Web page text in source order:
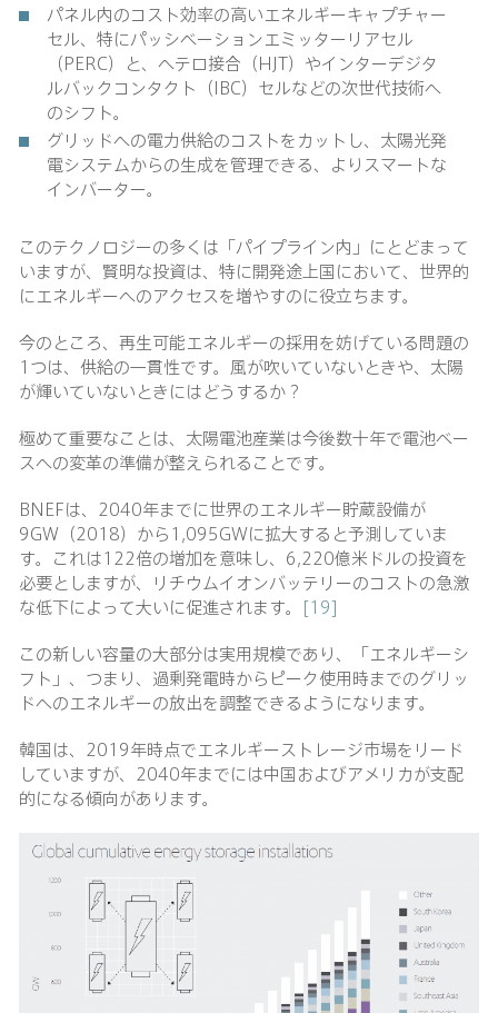
パネル内のコスト効率の高いエネルギーキャプチャー
セル、特にパッシベーションエミッターリアセル
（PERC）と、ヘテロ接合（HJT）やインターデジタ
ルバックコンタクト（IBC）セルなどの次世代技術へ
のシフト。
グリッドへの電力供給のコストをカットし、太陽光発
電システムからの生成を管理できる、よりスマートな
インバーター。
このテクノロジーの多くは「パイプライン内」にとどまって
いますが、賢明な投資は、特に開発途上国において、世界的
にエネルギーへのアクセスを増やすのに役立ちます。
今のところ、再生可能エネルギーの採用を妨げている問題の
1つは、供給の一貫性です。風が吹いていないときや、太陽
が輝いていないときにはどうするか？
極めて重要なことは、太陽電池産業は今後数十年で電池ベー
スへの変革の準備が整えられることです。
BNEFは、2040年までに世界のエネルギー貯蔵設備が
9GW（2018）から1,095GWに拡大すると予測していま
す。これは122倍の増加を意味し、6,220億米ドルの投資を
必要としますが、リチウムイオンバッテリーのコストの急激
な低下によって大いに促進されます。 [19]
この新しい容量の大部分は実用規模であり、「エネルギーシ
フト」、つまり、過剰発電時からピーク使用時までのグリッ
ドへのエネルギーの放出を調整できるようになります。
韓国は、2019年時点でエネルギーストレージ市場をリード
していますが、2040年までには中国およびアメリカが支配
的になる傾向があります。